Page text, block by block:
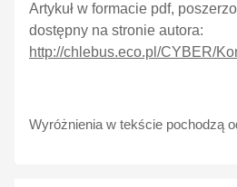
Artykuł w formacie pdf,
dostępny na stronie autora:
http://chlebus.eco.pl/CYBER/
Wyróżnienia w tekście pochodzą